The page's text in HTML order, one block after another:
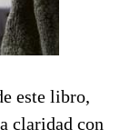
este libro,
claridad con